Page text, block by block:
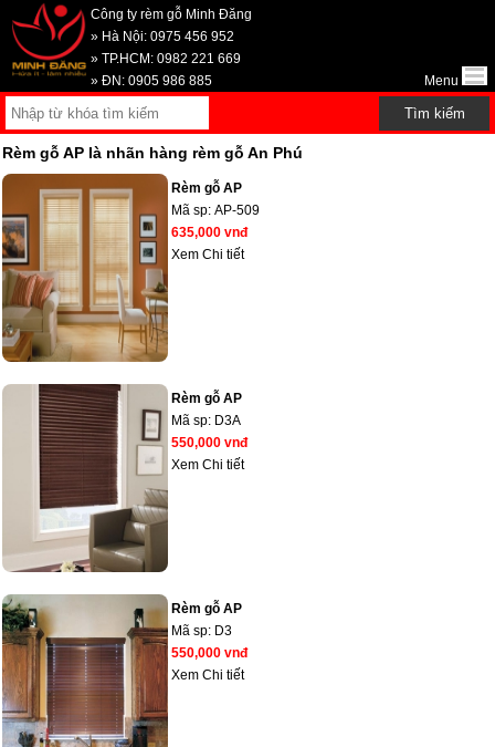
Công ty rèm gỗ Minh Đăng
» Hà Nội: 0975 456 952
» TP.HCM: 0982 221 669
» ĐN: 0905 986 885
Menu
Rèm gỗ AP là nhãn hàng rèm gỗ An Phú
Rèm gỗ AP
Mã sp: AP-509
635,000 vnđ
Xem Chi tiết
Rèm gỗ AP
Mã sp: D3A
550,000 vnđ
Xem Chi tiết
Rèm gỗ AP
Mã sp: D3
550,000 vnđ
Xem Chi tiết